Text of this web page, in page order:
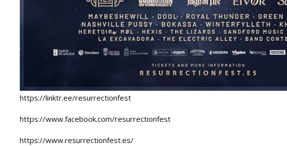
https://linktr.ee/resurrectionfest
https://www.facebook.com/resurrectionfest
https://www.resurrectionfest.es/